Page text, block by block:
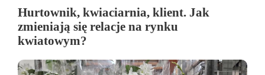
Hurtownik, kwiaciarnia, klient. Jak
zmieniają się relacje na rynku
kwiatowym?